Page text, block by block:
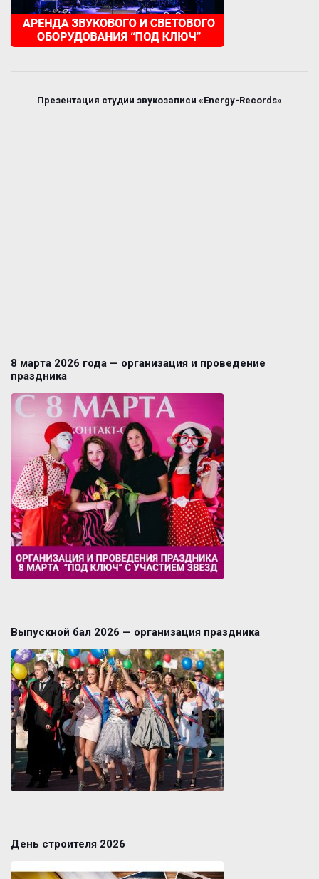
Презентация студии звукозаписи «Energy-Records»
8 марта 2026 года — организация и проведение
праздника
Выпускной бал 2026 — организация праздника
День строителя 2026